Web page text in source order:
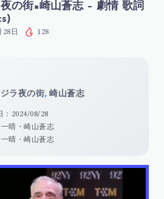
の街×崎山蒼志 – 劇情 歌詞
28日 128
ラ夜の街, 崎山蒼志
：2024/08/28
晴・崎山蒼志
晴・崎山蒼志